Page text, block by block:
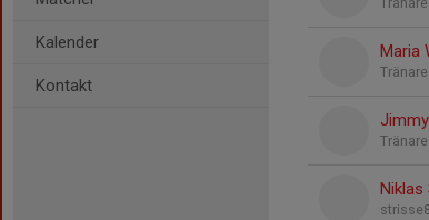
Kalender
Kontakt
Maria
Tränare
Tränare
Niklas